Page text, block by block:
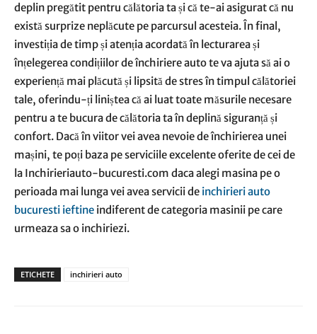
deplin pregătit pentru călătoria ta și că te-ai asigurat că nu
există surprize neplăcute pe parcursul acesteia. În final,
investiția de timp și atenția acordată în lecturarea și
înțelegerea condițiilor de închiriere auto te va ajuta să ai o
experiență mai plăcută și lipsită de stres în timpul călătoriei
tale, oferindu-ți liniștea că ai luat toate măsurile necesare
pentru a te bucura de călătoria ta în deplină siguranță și
confort. Dacă în viitor vei avea nevoie de închirierea unei
mașini, te poți baza pe serviciile excelente oferite de cei de
la Inchirieriauto-bucuresti.com daca alegi masina pe o
perioada mai lunga vei avea servicii de inchirieri auto
bucuresti ieftine indiferent de categoria masinii pe care
urmeaza sa o inchiriezi.
ETICHETE inchirieri auto